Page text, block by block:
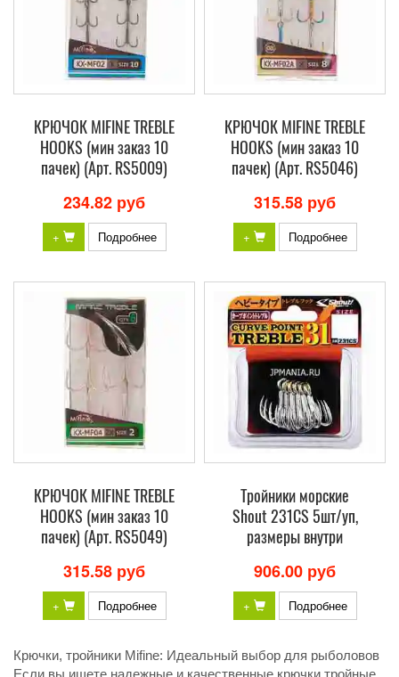
КРЮЧОК MIFINE TREBLE
HOOKS (мин заказ 10
пачек) (Арт. RS5009)
234.82 руб
+ Подробнее
КРЮЧОК MIFINE TREBLE
HOOKS (мин заказ 10
пачек) (Арт. RS5046)
315.58 руб
+ Подробнее
КРЮЧОК MIFINE TREBLE
HOOKS (мин заказ 10
пачек) (Арт. RS5049)
315.58 руб
+ Подробнее
Тройники морские
Shout 231CS 5шт/уп,
размеры внутри
906.00 руб
+ Подробнее
Крючки, тройники Mifine: Идеальный выбор для рыболовов